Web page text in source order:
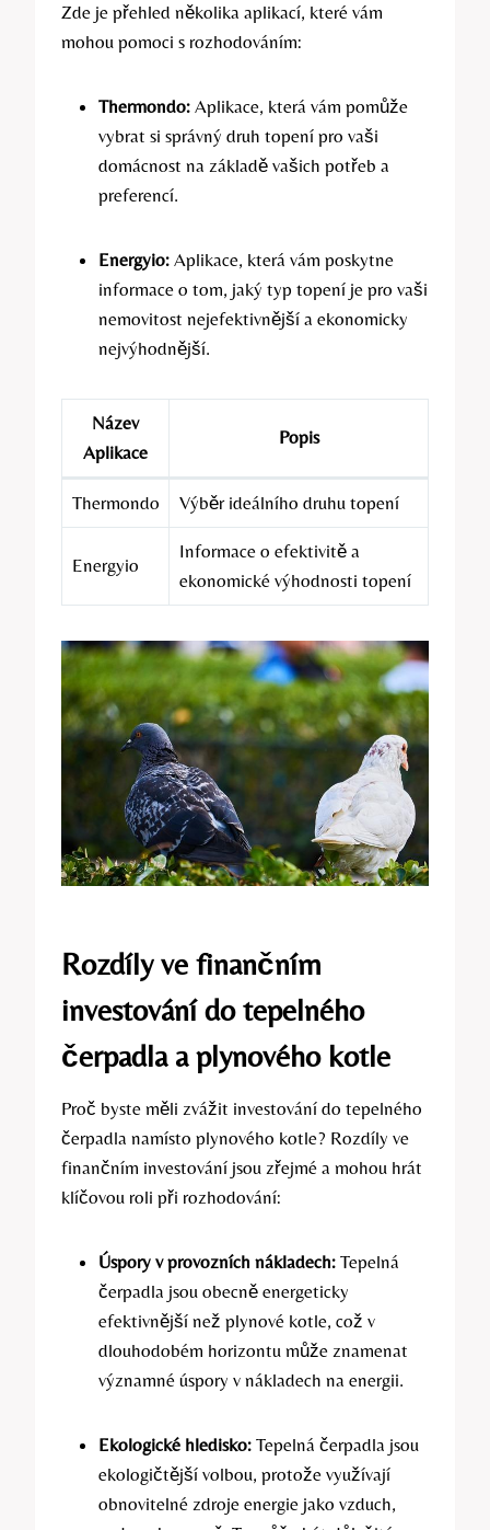
Zde je přehled několika aplikací, které vám
mohou pomoci s rozhodováním:
Thermondo: Aplikace, která vám pomůže
vybrat si správný druh topení pro vaši
domácnost na základě vašich potřeb a
preferencí.
Energyio: Aplikace, která vám poskytne
informace o tom, jaký typ topení je pro vaši
nemovitost nejefektivnější a ekonomicky
nejvýhodnější.
Název
Aplikace
Popis
Thermondo Výběr ideálního druhu topení
Energyio
Informace o efektivitě a
ekonomické výhodnosti topení
Rozdíly ve finančním
investování do tepelného
čerpadla a plynového kotle
Proč byste měli zvážit investování do tepelného
čerpadla namísto plynového kotle? Rozdíly ve
finančním investování jsou zřejmé a mohou hrát
klíčovou roli při rozhodování:
Úspory v provozních nákladech: Tepelná
čerpadla jsou obecně energeticky
efektivnější než plynové kotle, což v
dlouhodobém horizontu může znamenat
významné úspory v nákladech na energii.
Ekologické hledisko: Tepelná čerpadla jsou
ekologičtější volbou, protože využívají
obnovitelné zdroje energie jako vzduch,